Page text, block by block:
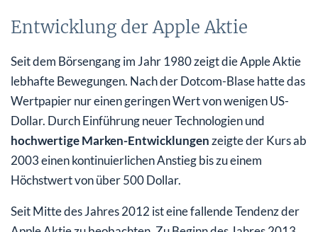
Entwicklung der Apple Aktie
Seit dem Börsengang im Jahr 1980 zeigt die Apple Aktie
lebhafte Bewegungen. Nach der Dotcom-Blase hatte das
Wertpapier nur einen geringen Wert von wenigen US-
Dollar. Durch Einführung neuer Technologien und
hochwertige Marken-Entwicklungenzeigte der Kurs ab
2003 einen kontinuierlichen Anstieg bis zu einem
Höchstwert von über 500 Dollar.
Seit Mitte des Jahres 2012 ist eine fallende Tendenz der